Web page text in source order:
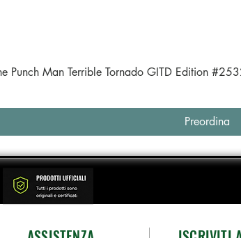
Vista rapida
Punch Man Terrible Tornado GITD Edition
Preordina